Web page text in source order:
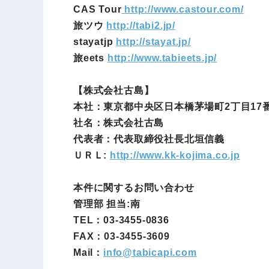
CAS Tour http://www.castour.com/
旅ツウ http://tabi2.jp/
stayatjp http://stayat.jp/
旅eets http://www.tabieets.jp/
【株式会社古島】
本社：東京都中央区日本橋茅場町2丁目17
社名：株式会社古島
代表者：代表取締役社長北垣信義
ＵＲＬ: http://www.kk-kojima.co.jp
本件に関するお問い合わせ
管理部 担当:南
TEL：03-3455-0836
FAX：03-3455-3609
Mail： info@tabicapi.com